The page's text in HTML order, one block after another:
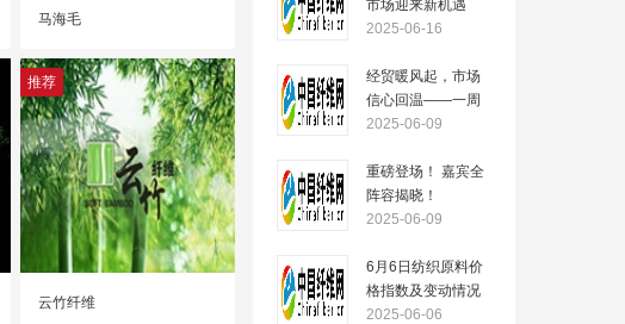
马海毛
推荐
云竹纤维
市场迎来新机遇
——一周市场行情
2025-06-16
经贸暖风起，市场
信心回温——一周
市场行情
2025-06-09
重磅登场！ 嘉宾全
阵容揭晓！
2025-06-09
6月6日纺织原料价
格指数及变动情况
2025-06-06